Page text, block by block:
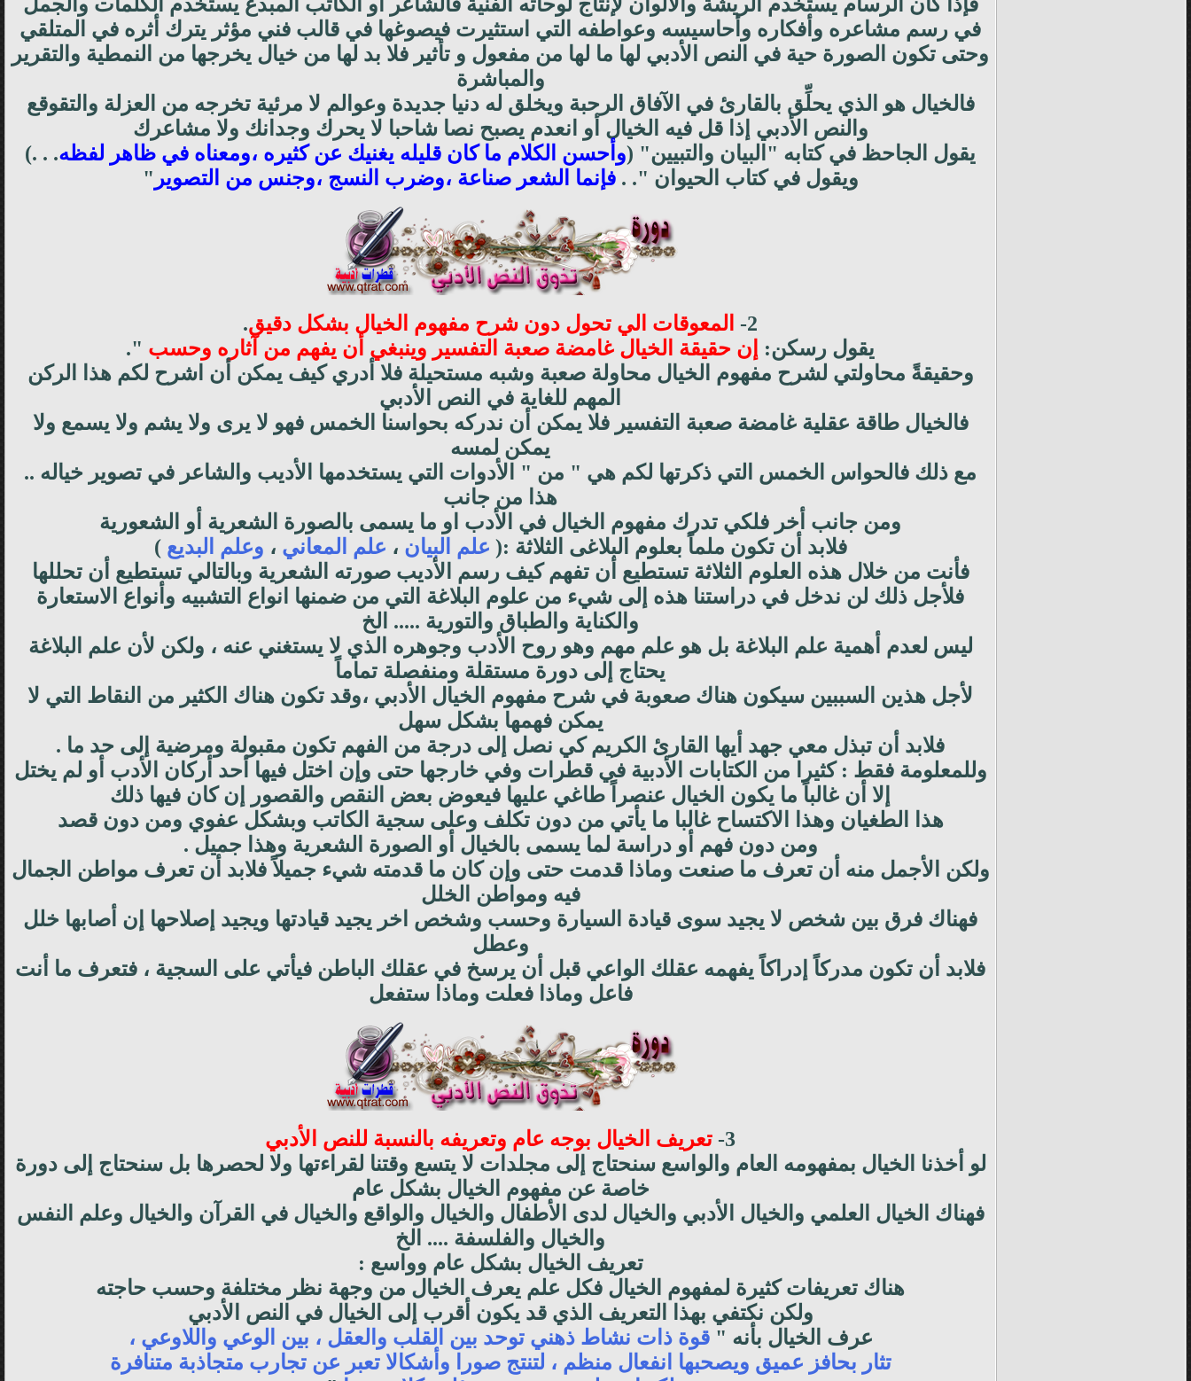
في رسم مشاعره وأفكاره وأحاسيسه وعواطفه التي استثيرت فيصوغها في قالب فني مؤثر يترك أثره في المتلقي
وحتى تكون الصورة حية في النص الأدبي لها ما لها من مفعول و تأثير فلا بد لها من خيال يخرجها من النمطية والتقرير
والمباشرة
فالخيال هو الذي يحلِّق بالقارئ في الآفاق الرحبة ويخلق له دنيا جديدة وعوالم لا مرئية تخرجه من العزلة والتقوقع
والنص الأدبي إذا قل فيه الخيال أو انعدم يصبح نصا شاحبا لا يحرك وجدانك ولا مشاعرك
يقول الجاحظ في كتابه "البيان والتبيين" (وأحسن الكلام ما كان قليله يغنيك عن كثيره ،ومعناه في ظاهر لفظه. . .)
ويقول في كتاب الحيوان ". .فإنما الشعر صناعة ،وضرب النسج ،وجنس من التصوير "
2- المعوقات الي تحول دون شرح مفهوم الخيال بشكل دقيق.
يقول رسكن:
إن حقيقة الخيال غامضة صعبة التفسير وينبغي أن يفهم من آثاره وحسب ".
وحقيقةً محاولتي لشرح مفهوم الخيال محاولة صعبة وشبه مستحيلة فلا أدري كيف يمكن أن اشرح لكم هذا الركن
المهم للغاية في النص الأدبي
فالخيال طاقة عقلية غامضة صعبة التفسير فلا يمكن أن ندركه بحواسنا الخمس فهو لا يرى ولا يشم ولا يسمع ولا
يمكن لمسه
مع ذلك فالحواس الخمس التي ذكرتها لكم هي " من " الأدوات التي يستخدمها الأديب والشاعر في تصوير خياله ..
هذا من جانب
ومن جانب أخر فلكي تدرك مفهوم الخيال في الأدب او ما يسمى بالصورة الشعرية أو الشعورية
فلابد أن تكون ملماً بعلوم البلاغى الثلاثة :( علم البيان ، علم المعاني ، وعلم البديع )
فأنت من خلال هذه العلوم الثلاثة تستطيع أن تفهم كيف رسم الأديب صورته الشعرية وبالتالي تستطيع أن تحللها
فلأجل ذلك لن ندخل في دراستنا هذه إلى شيء من علوم البلاغة التي من ضمنها انواع التشبيه وأنواع الاستعارة
والكناية والطباق والتورية ..... الخ
ليس لعدم أهمية علم البلاغة بل هو علم مهم وهو روح الأدب وجوهره الذي لا يستغني عنه ، ولكن لأن علم البلاغة
يحتاج إلى دورة مستقلة ومنفصلة تماماً
لأجل هذين السببين سيكون هناك صعوبة في شرح مفهوم الخيال الأدبي ،وقد تكون هناك الكثير من النقاط التي لا
يمكن فهمها بشكل سهل
فلابد أن تبذل معي جهد أيها القارئ الكريم كي نصل إلى درجة من الفهم تكون مقبولة ومرضية إلى حد ما .
وللمعلومة فقط : كثيرا من الكتابات الأدبية في قطرات وفي خارجها حتى وإن اختل فيها أحد أركان الأدب أو لم يختل
إلا أن غالباً ما يكون الخيال عنصراً طاغي عليها فيعوض بعض النقص والقصور إن كان فيها ذلك
هذا الطغيان وهذا الاكتساح غالبا ما يأتي من دون تكلف وعلى سجية الكاتب وبشكل عفوي ومن دون قصد
ومن دون فهم أو دراسة لما يسمى بالخيال أو الصورة الشعرية وهذا جميل .
ولكن الأجمل منه أن تعرف ما صنعت وماذا قدمت حتى وإن كان ما قدمته شيء جميلاً فلابد أن تعرف مواطن الجمال
فيه ومواطن الخلل
فهناك فرق بين شخص لا يجيد سوى قيادة السيارة وحسب وشخص اخر يجيد قيادتها ويجيد إصلاحها إن أصابها خلل
وعطل
فلابد أن تكون مدركاً إدراكاً يفهمه عقلك الواعي قبل أن يرسخ في عقلك الباطن فيأتي على السجية ، فتعرف ما أنت
فاعل وماذا فعلت وماذا ستفعل
3- تعريف الخيال بوجه عام وتعريفه بالنسبة للنص الأدبي
لو أخذنا الخيال بمفهومه العام والواسع سنحتاج إلى مجلدات لا يتسع وقتنا لقراءتها ولا لحصرها بل سنحتاج إلى دورة
خاصة عن مفهوم الخيال بشكل عام
فهناك الخيال العلمي والخيال الأدبي والخيال لدى الأطفال والخيال والواقع والخيال في القرآن والخيال وعلم النفس
والخيال والفلسفة .... الخ
تعريف الخيال بشكل عام وواسع :
هناك تعريفات كثيرة لمفهوم الخيال فكل علم يعرف الخيال من وجهة نظر مختلفة وحسب حاجته
ولكن نكتفي بهذا التعريف الذي قد يكون أقرب إلى الخيال في النص الأدبي
عرف الخيال بأنه "قوة ذات نشاط ذهني توحد بين القلب والعقل ، بين الوعي واللاوعي ،
تثار بحافز عميق ويصحبها انفعال منظم ، لتنتج صورا وأشكالا تعبر عن تجارب متجاذبة متنافرة